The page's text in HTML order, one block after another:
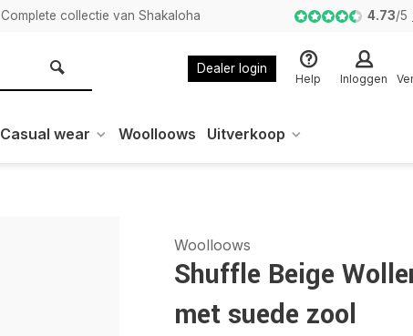
Complete collectie van Shakaloha 4.73/5
Dealer login
Help Inloggen
Casual wear Woolloows Uitverkoop
Woolloows
Shuffle Beige
met suede zool